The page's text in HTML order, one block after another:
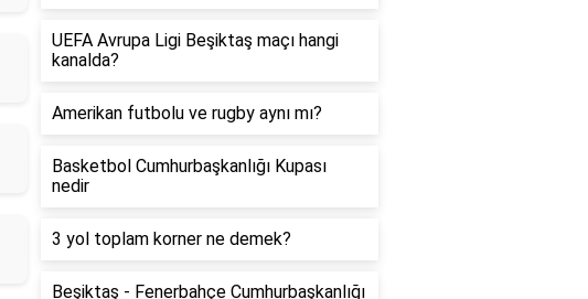
UEFA Avrupa Ligi Beşiktaş maçı hangi
kanalda?
Amerikan futbolu ve rugby aynı mı?
Basketbol Cumhurbaşkanlığı Kupası
nedir
3 yol toplam korner ne demek?
Beşiktaş - Fenerbahçe Cumhurbaşkanlığı